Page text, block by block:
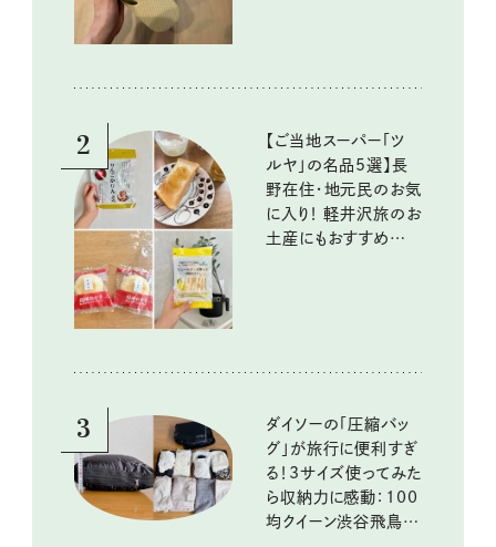
2
【ご当地スーパー「ツ
ルヤ」の名品5選】長
野在住・地元民のお気
に入り！ 軽井沢旅のお
土産にもおすすめのお
3
ダイソーの「圧縮バッ
グ」が旅行に便利すぎ
る！3サイズ使ってみた
ら収納力に感動：100
均クイーン渋谷飛鳥の